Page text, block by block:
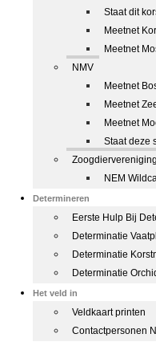
Staat dit
Meetnet
Meetnet
NMV
Meetnet
Meetnet
Meetnet
Staat deze
Zoogdiervereniging
NEM
Determineren
Eerste Hulp Bij
Determinatie
Determinatie
Determinatie
Het veld in
Veldkaart printen
Contactpersonen